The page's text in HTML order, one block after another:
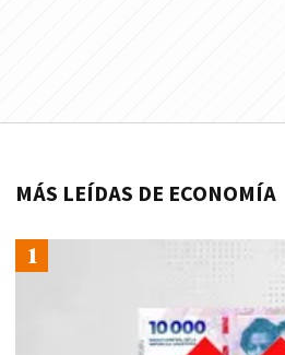
MÁS LEÍDAS DE ECONOMÍA